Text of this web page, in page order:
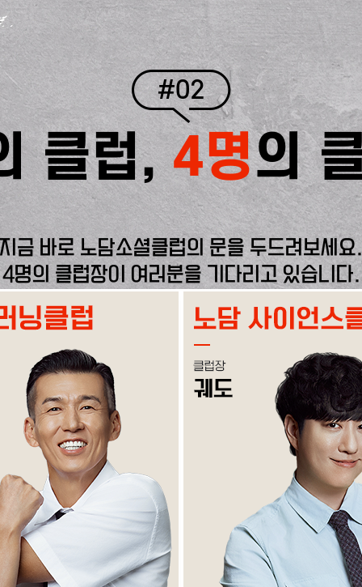
#02
클럽,4명의
지금 바로 노담소셜클럽의 문을 두드려보세요.
4명의 클럽장이 여러분을 기다리고 있습니다.